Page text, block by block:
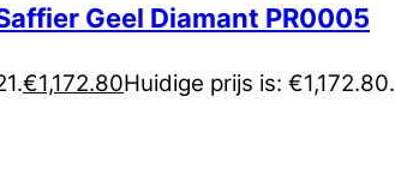
Geel Diamant PR0005
€1,172.80Huidige prijs is: €1,172.80.